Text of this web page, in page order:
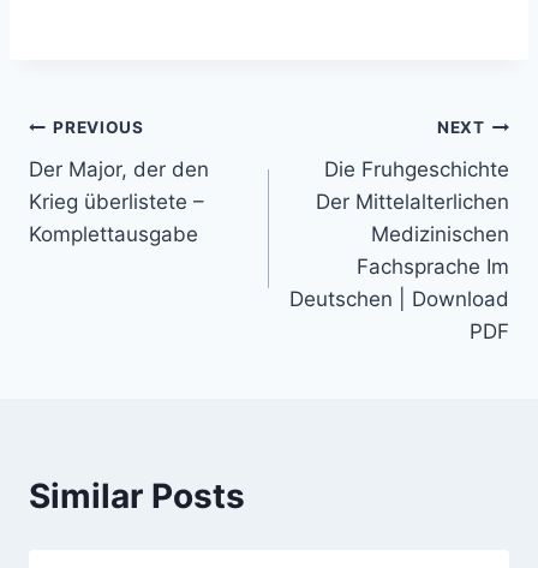
PREVIOUS
Der Major, der den
Krieg überlistete –
Komplettausgabe
NEXT
Die Fruhgeschichte
Der Mittelalterlichen
Medizinischen
Fachsprache Im
Deutschen | Download
PDF
Similar Posts